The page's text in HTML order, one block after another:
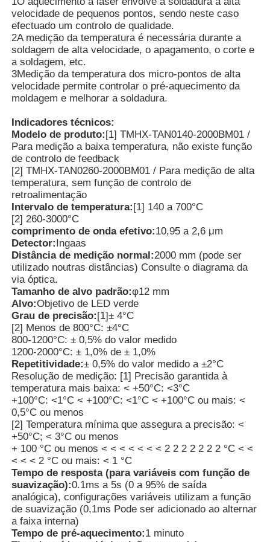
Detector de Radiação Nuclear
Dosímetro pessoal
Sistema de Monitoramento de Radiação Nuclear
detector do rádon
Monitor de íons negativos atmosféricos
Detector de PM2.5
Contador da partícula de poeira
Sensor de matéria particulada
Dispositivo de controlo da qualidade do ar
Sistema de monitorização da qualidade do ar exterior
Detector de íons negativos
Detector de Ozônio
Taiwan Huibo Série de Instrumentos Ultrassônicos
velocidade de pequenos pontos, sendo neste caso
efectuado um controlo de qualidade.
2A medição da temperatura é necessária durante a
soldagem de alta velocidade, o apagamento, o corte e
a soldagem, etc.
3Medição da temperatura dos micro-pontos de alta
velocidade permite controlar o pré-aquecimento da
moldagem e melhorar a soldadura.
Indicadores técnicos:
Modelo de produto:[1] TMHX-TAN0140-2000BM01 /
Para medição a baixa temperatura, não existe função
de controlo de feedback
[2] TMHX-TAN0260-2000BM01 / Para medição de alta
temperatura, sem função de controlo de
retroalimentação
Intervalo de temperatura:[1] 140 a 700°C
[2] 260-3000°C
comprimento de onda efetivo:10,95 a 2,6 μm
Detector:Ingaas
Distância de medição normal:2000 mm (pode ser
utilizado noutras distâncias) Consulte o diagrama da
via óptica.
Tamanho de alvo padrão:φ12 mm
Alvo:Objetivo de LED verde
Grau de precisão:[1]± 4°C
[2] Menos de 800°C: ±4°C
800-1200°C: ± 0,5% do valor medido
1200-2000°C: ± 1,0% de ± 1,0%
Repetitividade:± 0,5% do valor medido a ±2°C
Resolução de medição: [1] Precisão garantida à
temperatura mais baixa: < +50°C: <3°C
+100°C: <1°C < +100°C: <1°C < +100°C ou mais: <
0,5°C ou menos
[2] Temperatura mínima que assegura a precisão: <
+50°C; < 3°C ou menos
+ 100 °C ou menos < < < < < < < 2 2 2 2 2 2 2 °C < <
< < < 2 °C ou mais: < 1 °C
Tempo de resposta (para variáveis com função de
suavização):0.1ms a 5s (0 a 95% de saída
analógica), configurações variáveis utilizam a função
de suavização (0,1ms Pode ser adicionado ao alternar
a faixa interna)
Tempo de pré-aquecimento:1 minuto